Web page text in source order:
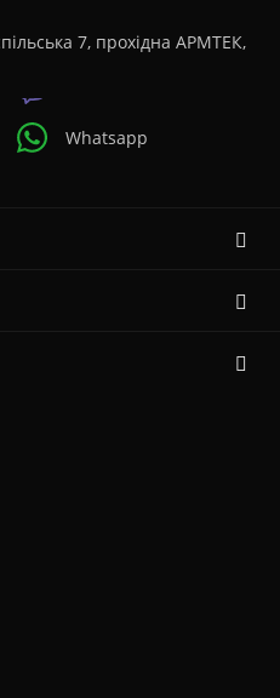
7, прохідна АРМТЕК,
Whatsapp